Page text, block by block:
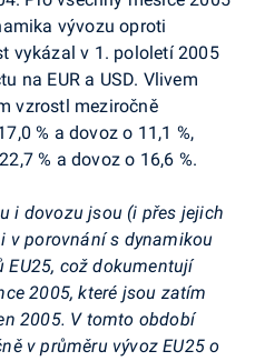
vývozu oproti
vykázal v 1. pololetí 2005
na EUR a USD. Vlivem
vzrostl meziročně
% a dovoz o 11,1 %,
% a dovoz o 16,6 %.
i dovozu jsou (i přes jejich
v porovnání s dynamikou
což dokumentují
2005, které jsou zatím
2005. V tomto období
v průměru vývoz EU25 o